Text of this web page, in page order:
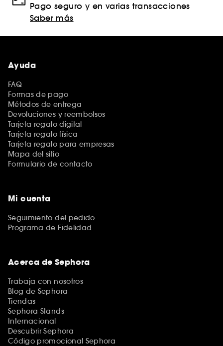
Pago seguro y en varias transacciones
Saber más
Ayuda
FAQ
Formas de pago
Métodos de entrega
Devoluciones y reembolsos
Tarjeta regalo digital
Tarjeta regalo física
Tarjeta regalo para empresas
Mapa del sitio
Formulario de contacto
Mi cuenta
Seguimiento del pedido
Programa de Fidelidad
Acerca de Sephora
Trabaja con nosotros
Blog de Sephora
Tiendas
Sephora Stands
Internacional
Descubrir Sephora
Código promocional Sephora